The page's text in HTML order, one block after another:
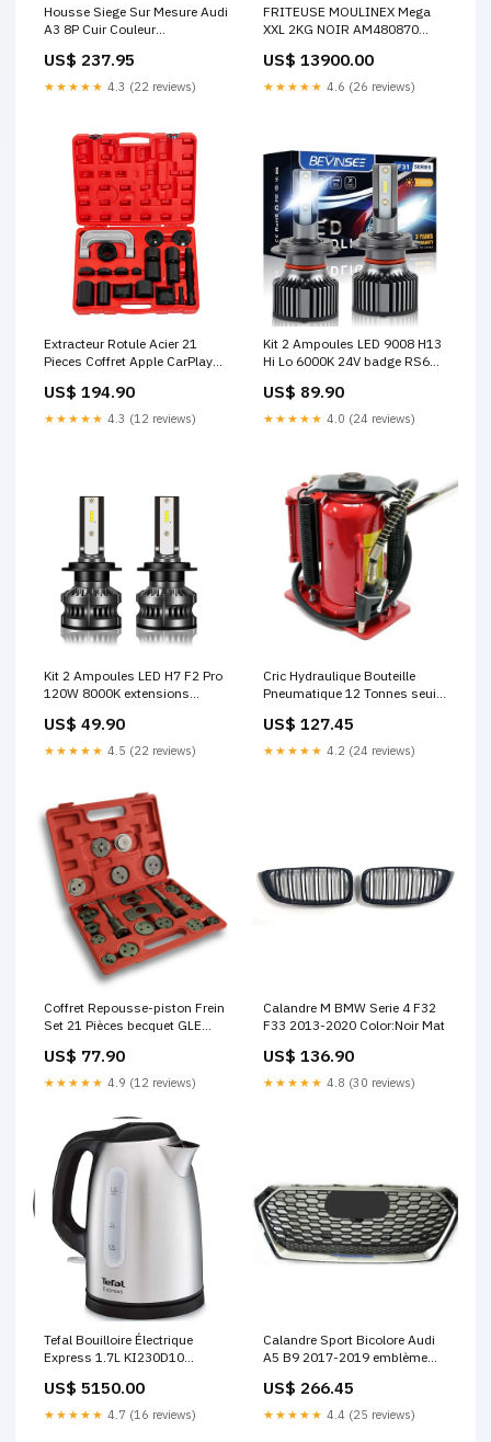
Housse Siege Sur Mesure Audi
A3 8P Cuir Couleur
US$ 237.95
★★★★★ 4.3 (22 reviews)
FRITEUSE MOULINEX Mega
XXL 2KG NOIR AM480870
US$ 13900.00
★★★★★ 4.6 (26 reviews)
Extracteur Rotule Acier 21
Pieces Coffret Apple CarPlay
US$ 194.90
★★★★★ 4.3 (12 reviews)
Kit 2 Ampoules LED 9008 H13
Hi Lo 6000K 24V badge RS6
US$ 89.90
★★★★★ 4.0 (24 reviews)
Kit 2 Ampoules LED H7 F2 Pro
120W 8000K extensions
rouge
US$ 49.90
★★★★★ 4.5 (22 reviews)
Cric Hydraulique Bouteille
Pneumatique 12 Tonnes seuil
US$ 127.45
★★★★★ 4.2 (24 reviews)
Coffret Repousse-piston Frein
Set 21 Pièces becquet GLE
US$ 77.90
★★★★★ 4.9 (12 reviews)
Calandre M BMW Serie 4 F32
F33 2013-2020 Color:Noir Mat
US$ 136.90
★★★★★ 4.8 (30 reviews)
Tefal Bouilloire Électrique
Express 1.7L KI230D10
US$ 5150.00
★★★★★ 4.7 (16 reviews)
Calandre Sport Bicolore Audi
A5 B9 2017-2019 emblème
US$ 266.45
★★★★★ 4.4 (25 reviews)